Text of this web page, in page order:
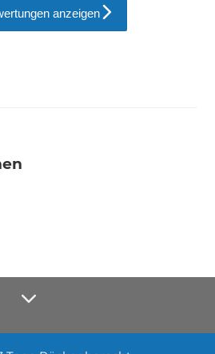
anzeigen